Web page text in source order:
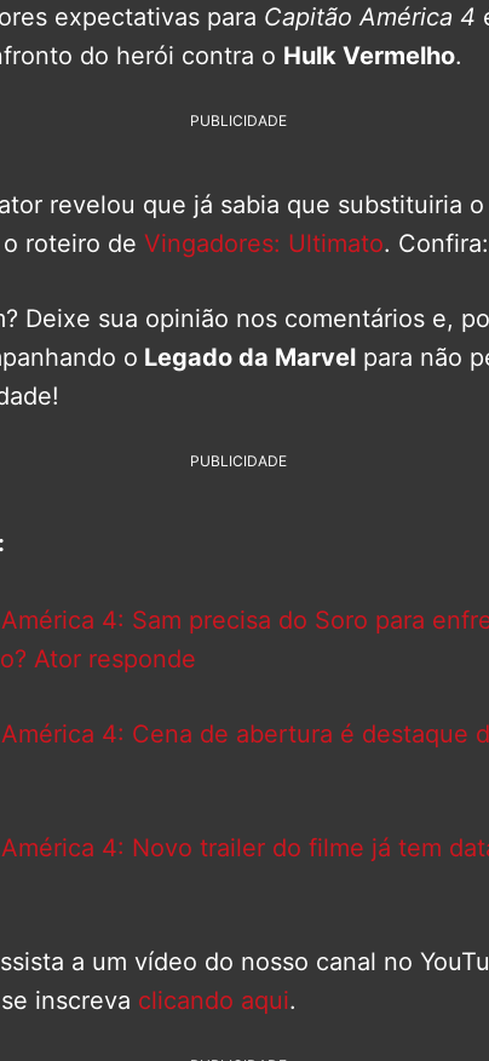
expectativas para Capitão América 4
do herói contra o Hulk Vermelho.
PUBLICIDADE
revelou que já sabia que substituiria o
roteiro de Vingadores: Ultimato. Confira:
Deixe sua opinião nos comentários e,
o Legado da Marvel para não
PUBLICIDADE
4: Sam precisa do Soro para
Ator responde
4: Cena de abertura é destaque
4: Novo trailer do filme já tem
a um vídeo do nosso canal no
inscreva clicando aqui.